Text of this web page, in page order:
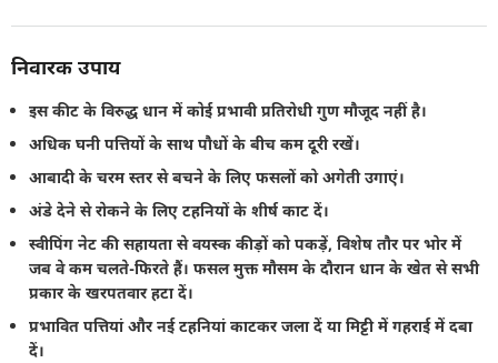
निवारक उपाय
इस कीट के विरुद्ध धान में कोई प्रभावी प्रतिरोधी गुण मौजूद नहीं है।
अधिक घनी पत्तियों के साथ पौधों के बीच कम दूरी रखें।
आबादी के चरम स्तर से बचने के लिए फसलों को अगेती उगाएं।
अंडे देने से रोकने के लिए टहनियों के शीर्ष काट दें।
स्वीपिंग नेट की सहायता से वयस्क कीड़ों को पकड़ें, विशेष तौर पर भोर में
जब वे कम चलते-फिरते हैं। फसल मुक्त मौसम के दौरान धान के खेत से सभी
प्रकार के खरपतवार हटा दें।
प्रभावित पत्तियां और नई टहनियां काटकर जला दें या मिट्टी में गहराई में दबा
दें।